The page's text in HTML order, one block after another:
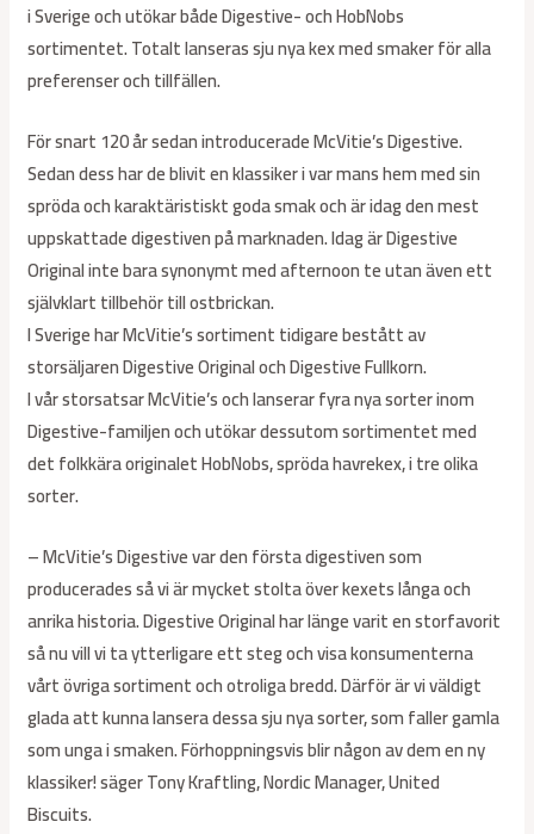
i Sverige och utökar både Digestive- och HobNobs
sortimentet. Totalt lanseras sju nya kex med smaker för alla
preferenser och tillfällen.
För snart 120 år sedan introducerade McVitie’s Digestive.
Sedan dess har de blivit en klassiker i var mans hem med sin
spröda och karaktäristiskt goda smak och är idag den mest
uppskattade digestiven på marknaden. Idag är Digestive
Original inte bara synonymt med afternoon te utan även ett
självklart tillbehör till ostbrickan.
I Sverige har McVitie’s sortiment tidigare bestått av
storsäljaren Digestive Original och Digestive Fullkorn.
I vår storsatsar McVitie’s och lanserar fyra nya sorter inom
Digestive-familjen och utökar dessutom sortimentet med
det folkkära originalet HobNobs, spröda havrekex, i tre olika
sorter.
– McVitie’s Digestive var den första digestiven som
producerades så vi är mycket stolta över kexets långa och
anrika historia. Digestive Original har länge varit en storfavorit
så nu vill vi ta ytterligare ett steg och visa konsumenterna
vårt övriga sortiment och otroliga bredd. Därför är vi väldigt
glada att kunna lansera dessa sju nya sorter, som faller gamla
som unga i smaken. Förhoppningsvis blir någon av dem en ny
klassiker! säger Tony Kraftling, Nordic Manager, United
Biscuits.